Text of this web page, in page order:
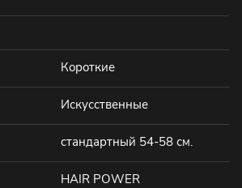
Короткие
Искусственные
стандартный 54-58 см.
HAIR POWER